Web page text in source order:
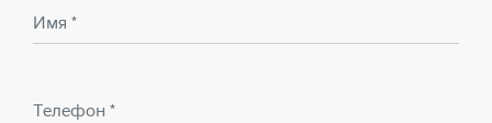
Имя *
Телефон *